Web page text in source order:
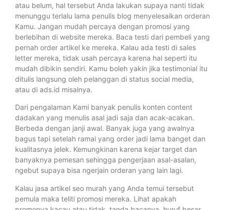
atau belum, hal tersebut Anda lakukan supaya nanti tidak
menunggu terlalu lama penulis blog menyelesaikan orderan
Kamu. Jangan mudah percaya dengan promosi yang
berlebihan di website mereka. Baca testi dari pembeli yang
pernah order artikel ke mereka. Kalau ada testi di sales
letter mereka, tidak usah percaya karena hal seperti itu
mudah dibikin sendiri. Kamu boleh yakin jika testimonial itu
ditulis langsung oleh pelanggan di status social media,
atau di ads.id misalnya.
Dari pengalaman Kami banyak penulis konten content
dadakan yang menulis asal jadi saja dan acak-acakan.
Berbeda dengan janji awal. Banyak juga yang awalnya
bagus tapi setelah ramai yang order jadi lama banget dan
kualitasnya jelek. Kemungkinan karena kejar target dan
banyaknya pemesan sehingga pengerjaan asal-asalan,
ngebut supaya bisa ngerjain orderan yang lain lagi.
Kalau jasa artikel seo murah yang Anda temui tersebut
pemula maka teliti promosi mereka. Lihat apakah